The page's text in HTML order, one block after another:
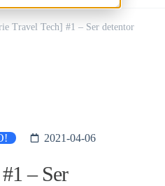
Travel Tech] #1 – Ser detentor
2021-04-06
– Ser